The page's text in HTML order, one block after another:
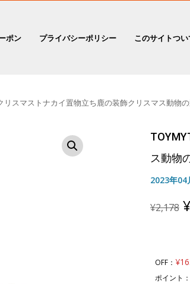
ポン プライバシーポリシー このサイトつい
リスマストナカイ置物立ち鹿の装飾クリスマス動物
ス動物
2023年04
¥2,178 ¥
OFF：
ポイント：